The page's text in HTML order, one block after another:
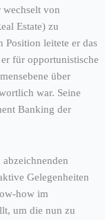
von
Estate) zu
Position leitete er das
für opportunistische
über
war. Seine
Banking der
Gelegenheiten
how im
um die nun zu